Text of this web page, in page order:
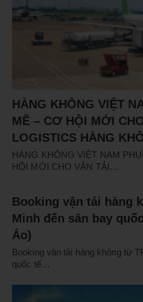
HÀNG KHÔNG VIỆT
MẼ – CƠ HỘI MỚI
LOGISTICS HÀNG
HÀNG KHÔNG VIỆT NAM
HỘI MỚI CHO VẬN TẢI…
Booking vận tải hàng
Minh đến sân bay
Áo)
Booking vận tải hàng không từ
quốc tế…